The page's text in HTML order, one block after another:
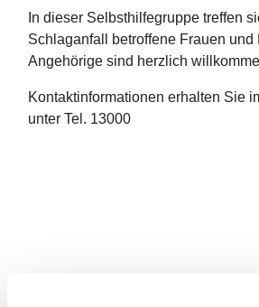
In dieser Selbsthilfegruppe treffen
Schlaganfall betroffene Frauen und
Angehörige sind herzlich
Kontaktinformationen erhalten Sie
unter Tel. 13000